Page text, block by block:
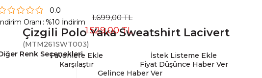
Çizgili Polo Yaka Sweatshirt Lacivert
(MTM261SWT003)
0.0
Oranı : %10 İndirim 1.699,00 TL
1.529,00 TL
Renk Seçenekleri
Favorilere Ekle
İstek Listeme Ekle
Karşılaştır
Fiyat Düşünce Haber Ver
Gelince Haber Ver